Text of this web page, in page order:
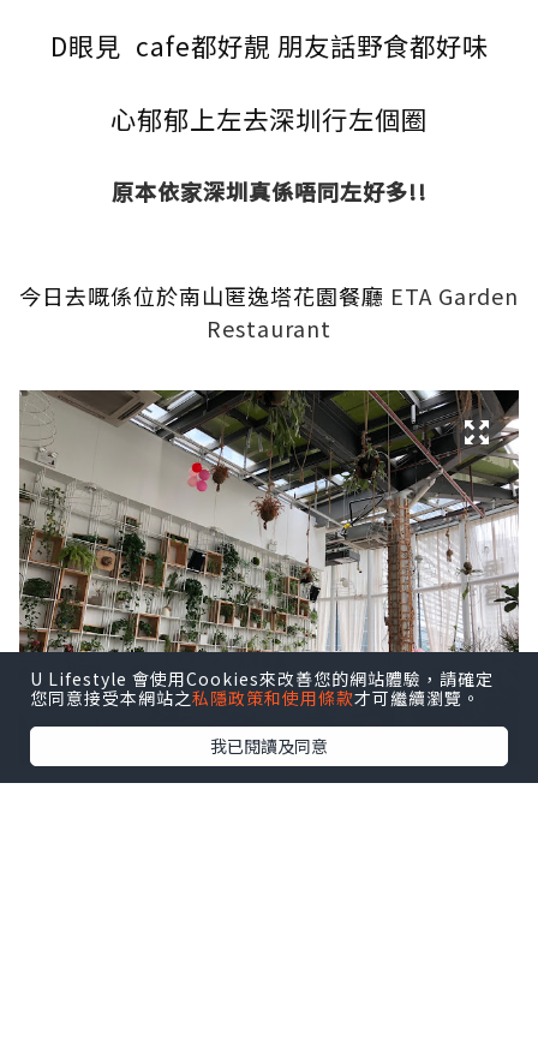
D眼見 cafe都好靚 朋友話野食都好味
心郁郁上左去深圳行左個圈
原本依家深圳真係唔同左好多!!
今日去嘅係位於南山匿逸塔花園餐廳 ETA Garden
Restaurant
餐廳環境好靚
U Lifestyle 會使用Cookies來改善您的網站體驗，請確定
您同意接受本網站之私隱政策和使用條款才可繼續瀏覽。
我已閱讀及同意